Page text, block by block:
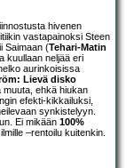
hivenen
vastapainoksi Steen
Saimaan (Tehari-Matin
kuullaan neljää eri
aurinkoisissa
Lievä disko
muuta, ehkä hiukan
efekti-kikkailuksi,
synkistelyyn.
Ei mikään 100%
–rentoilu kuitenkin.